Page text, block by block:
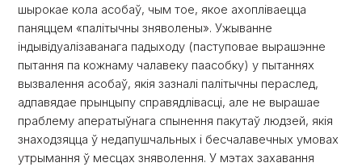
шырокае кола асобаў, чым тое, якое ахопліваецца
паняццем «палітычны зняволены». Ужыванне
індывідуалізаванага падыходу (паступовае вырашэнне
пытання па кожнаму чалавеку паасобку) у пытаннях
вызвалення асобаў, якія зазналі палітычны пераслед,
адпавядае прынцыпу справядлівасці, але не вырашае
праблему аператыўнага спынення пакутаў людзей, якія
знаходзяцца ў недапушчальных і бесчалавечных умовах
утрымання ў месцах зняволення. У мэтах захавання